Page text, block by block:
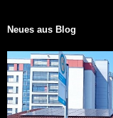
Neues aus Blog